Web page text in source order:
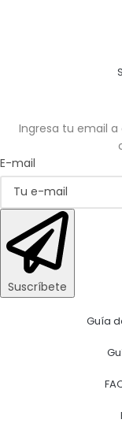
Ingresa tu email
E-mail
Suscríbete
Guía